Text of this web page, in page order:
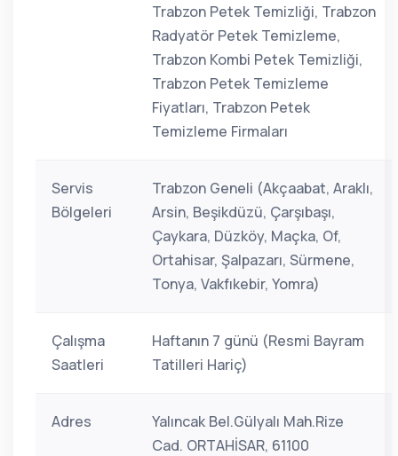
Trabzon Petek Temizliği, Trabzon
Radyatör Petek Temizleme,
Trabzon Kombi Petek Temizliği,
Trabzon Petek Temizleme
Fiyatları, Trabzon Petek
Temizleme Firmaları
Servis
Bölgeleri
Trabzon Geneli (Akçaabat, Araklı,
Arsin, Beşikdüzü, Çarşıbaşı,
Çaykara, Düzköy, Maçka, Of,
Ortahisar, Şalpazarı, Sürmene,
Tonya, Vakfıkebir, Yomra)
Çalışma
Saatleri
Haftanın 7 günü (Resmi Bayram
Tatilleri Hariç)
Adres
Yalıncak Bel.Gülyalı Mah.Rize
Cad. ORTAHİSAR, 61100